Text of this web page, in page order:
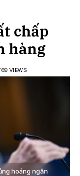
chấp
hàng
VIEWS
hoảng ngân